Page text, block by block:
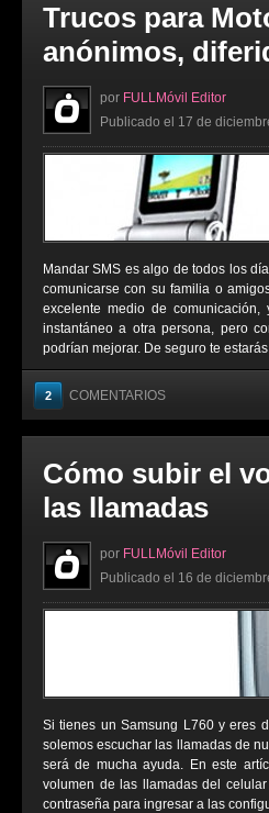
Trucos para
anónimos,
por FULLMóvil Editor
Publicado el 17 de
Mandar SMS es algo de todos los
comunicarse con su familia o
excelente medio de
instantáneo a otra persona, pero
podrían mejorar. De seguro te
2 COMENTARIOS
Cómo subir el
las llamadas
por FULLMóvil Editor
Publicado el 16 de
Si tienes un Samsung L760 y eres
solemos escuchar las llamadas de
será de mucha ayuda. En este
volumen de las llamadas del
contraseña para ingresar a las